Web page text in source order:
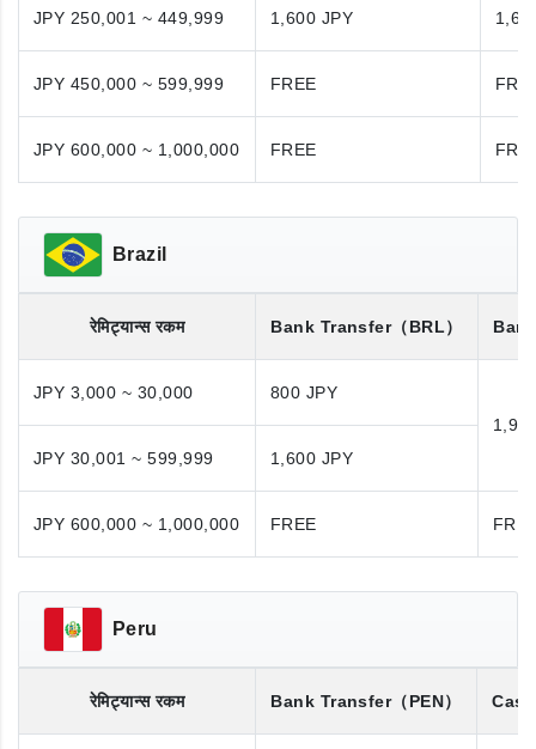
JPY 250,001 ~ 449,999 1,600 JPY
JPY 450,000 ~ 599,999 FREE
JPY 600,000 ~ 1,000,000 FREE
Brazil
रेमिट्यान्स रकम Bank Transfer（BRL）
JPY 3,000 ~ 30,000
800 JPY
JPY 30,001 ~ 599,999
1,600 JPY
JPY 600,000 ~ 1,000,000 FREE
Peru
रेमिट्यान्स रकम Bank Transfer（PEN）